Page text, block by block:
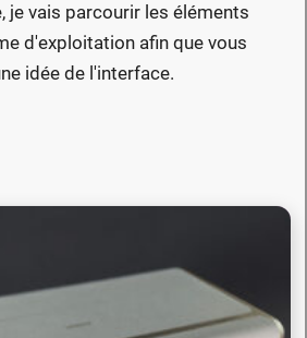
je vais parcourir les éléments
d'exploitation afin que vous
idée de l'interface.